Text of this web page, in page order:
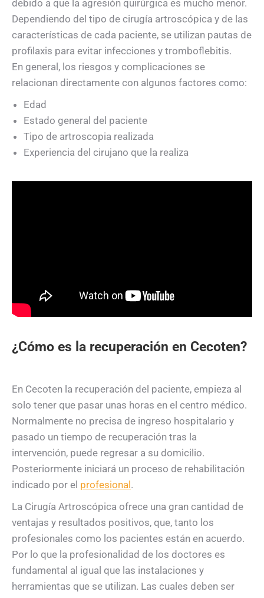
debido a que la agresión quirúrgica es mucho menor.
Dependiendo del tipo de cirugía artroscópica y de las
características de cada paciente, se utilizan pautas de
profilaxis para evitar infecciones y tromboflebitis.
En general, los riesgos y complicaciones se
relacionan directamente con algunos factores como:
Edad
Estado general del paciente
Tipo de artroscopia realizada
Experiencia del cirujano que la realiza
¿Cómo es la recuperación en Cecoten?
En Cecoten la recuperación del paciente, empieza al
solo tener que pasar unas horas en el centro médico.
Normalmente no precisa de ingreso hospitalario y
pasado un tiempo de recuperación tras la
intervención, puede regresar a su domicilio.
Posteriormente iniciará un proceso de rehabilitación
indicado por el profesional .
La Cirugía Artroscópica ofrece una gran cantidad de
ventajas y resultados positivos, que, tanto los
profesionales como los pacientes están en acuerdo.
Por lo que la profesionalidad de los doctores es
fundamental al igual que las instalaciones y
herramientas que se utilizan. Las cuales deben ser